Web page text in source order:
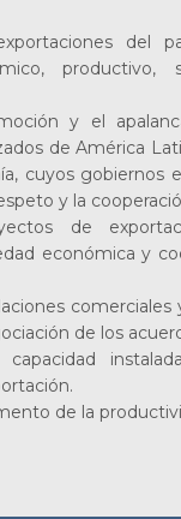
del
y el
de América
cuyos gobiernos
y la
de
económica y
comerciales
de los
capacidad
de la